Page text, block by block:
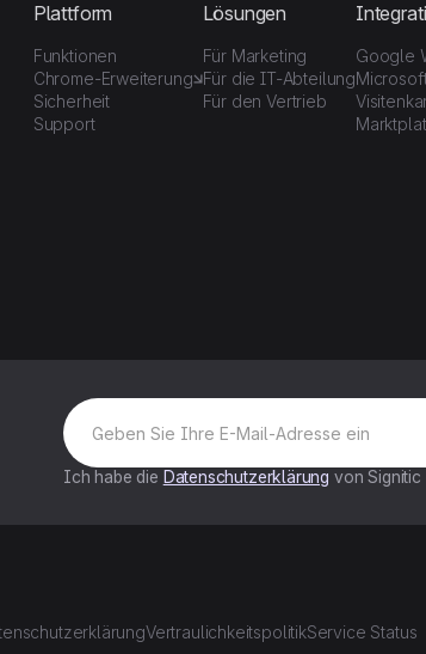
Plattform
Funktionen
Chrome-Erweiterung
Sicherheit
Support
Lösungen
Für Marketing
Für die IT-Abteilung
Für den Vertrieb
Google
Ich habe die Datenschutzerklärung von Signitic
VertraulichkeitspolitikService Status